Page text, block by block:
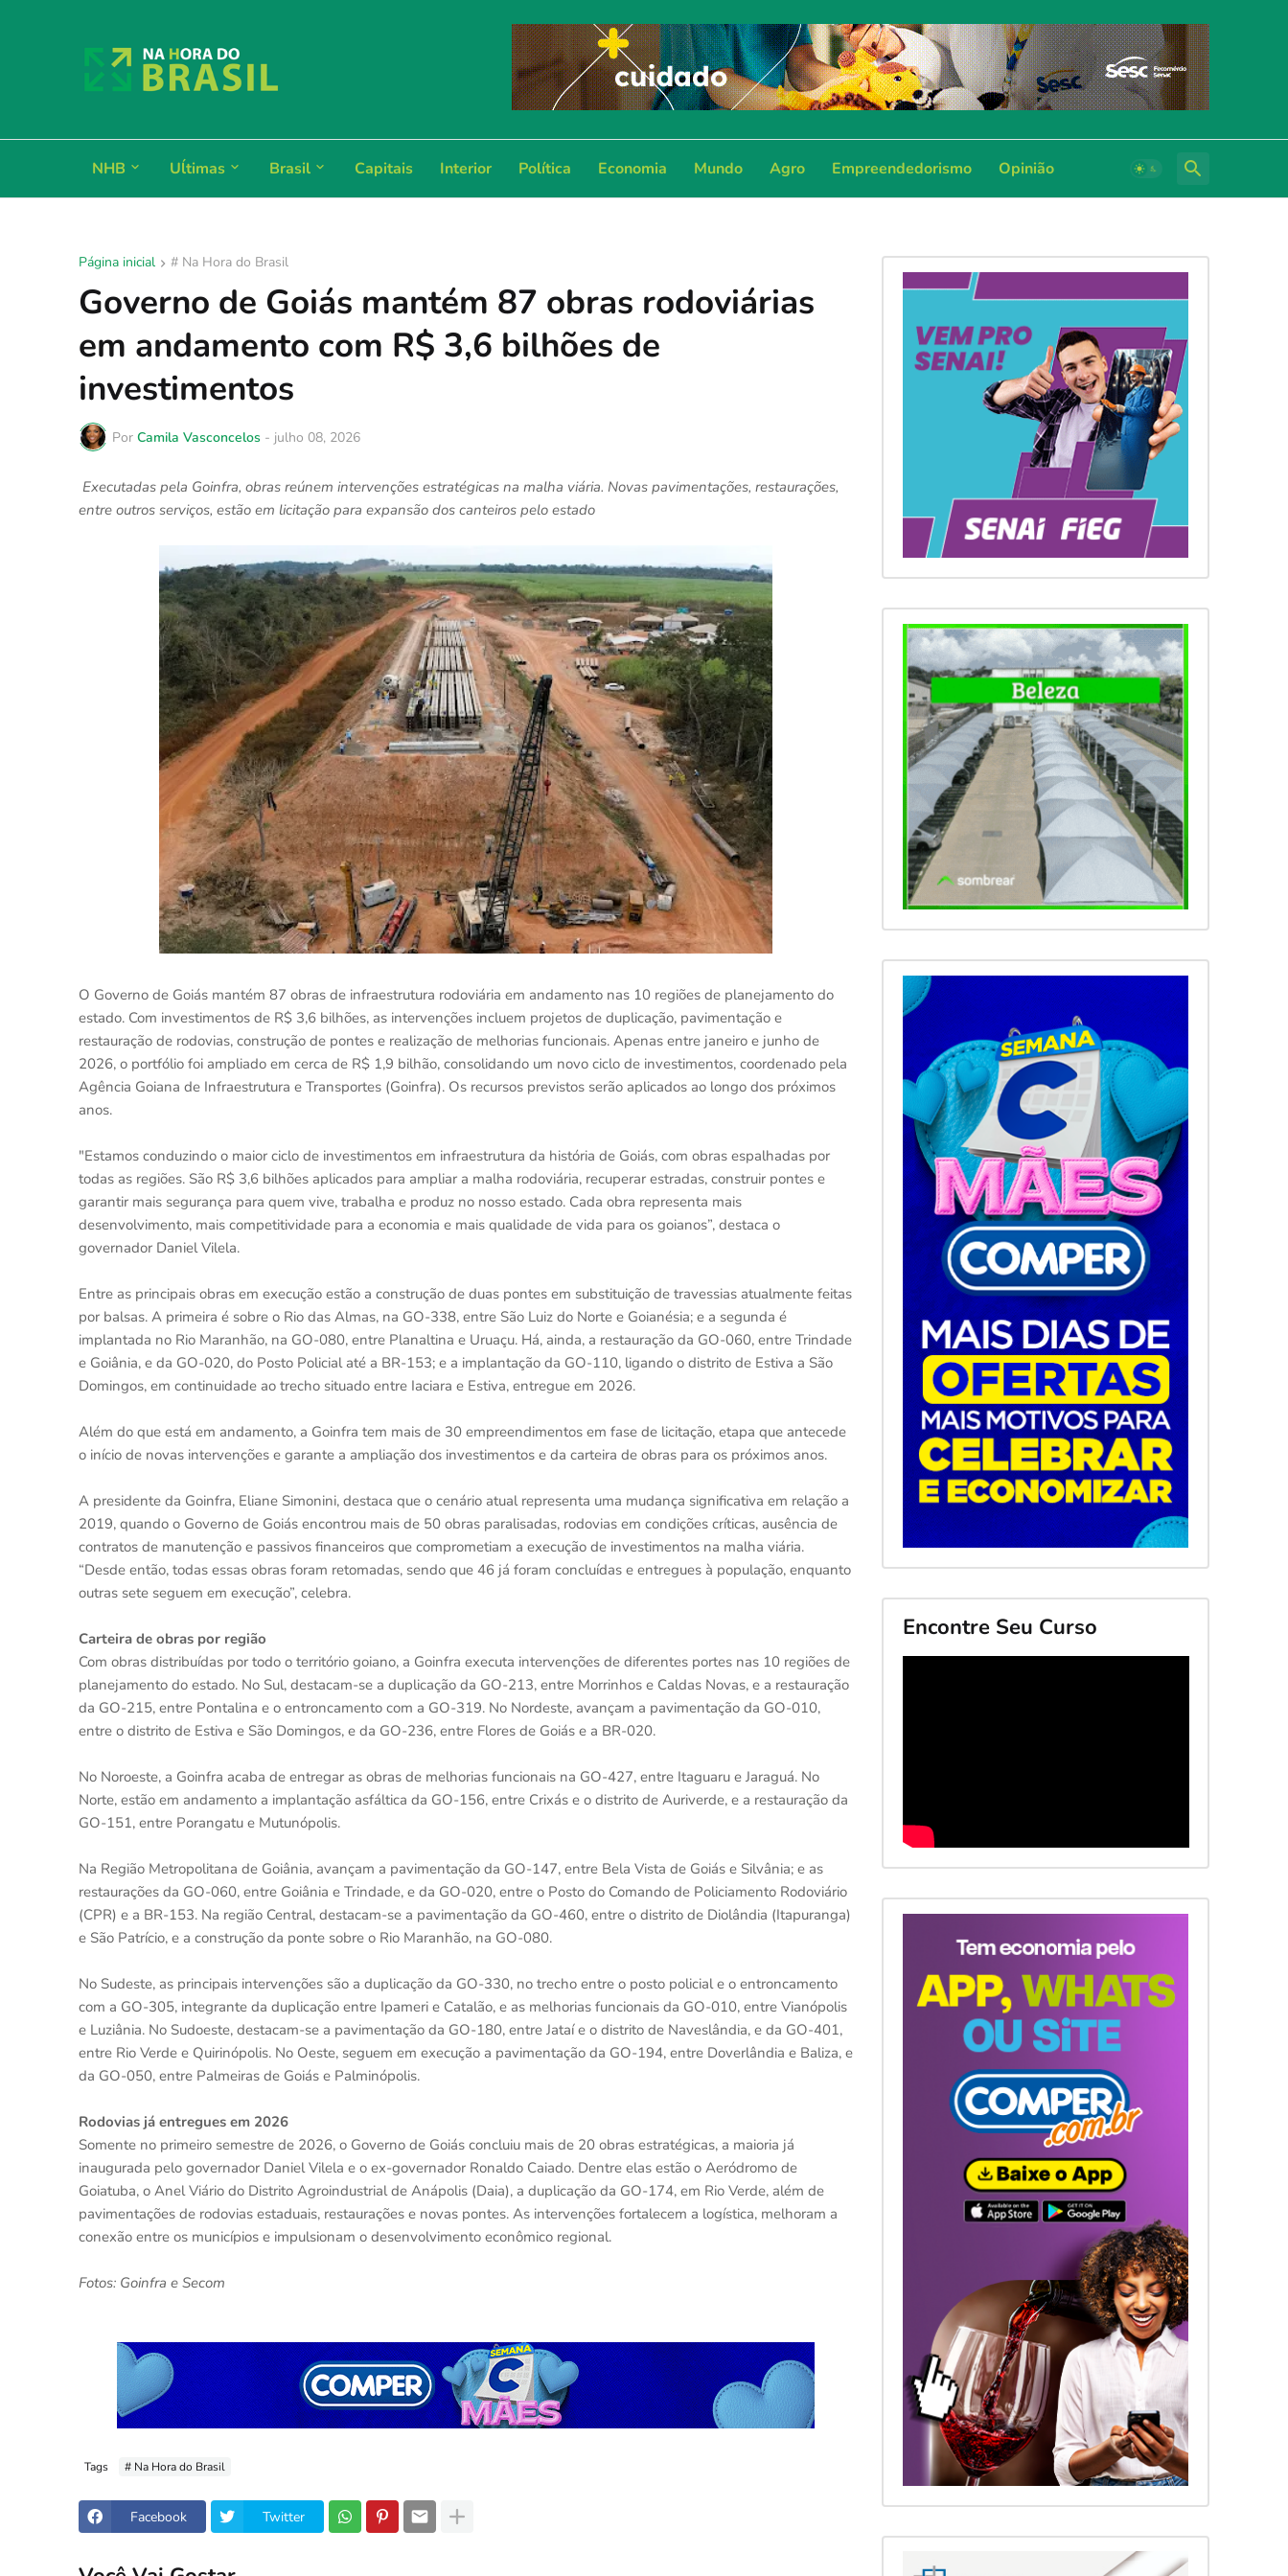
NHB Uĺtimas Brasil Capitais Interior Política Economia Mundo Agro Empreendedorismo Opinião
Página inicial # Na Hora do Brasil
Governo de Goiás mantém 87 obras rodoviárias
em andamento com R$ 3,6 bilhões de
investimentos
Por Camila Vasconcelos - julho 08, 2026
Executadas pela Goinfra, obras reúnem intervenções estratégicas na malha viária. Novas pavimentações, restaurações,
entre outros serviços, estão em licitação para expansão dos canteiros pelo estado
O Governo de Goiás mantém 87 obras de infraestrutura rodoviária em andamento nas 10 regiões de planejamento do
estado. Com investimentos de R$ 3,6 bilhões, as intervenções incluem projetos de duplicação, pavimentação e
restauração de rodovias, construção de pontes e realização de melhorias funcionais. Apenas entre janeiro e junho de
2026, o portfólio foi ampliado em cerca de R$ 1,9 bilhão, consolidando um novo ciclo de investimentos, coordenado pela
Agência Goiana de Infraestrutura e Transportes (Goinfra). Os recursos previstos serão aplicados ao longo dos próximos
anos.
"Estamos conduzindo o maior ciclo de investimentos em infraestrutura da história de Goiás, com obras espalhadas por
todas as regiões. São R$ 3,6 bilhões aplicados para ampliar a malha rodoviária, recuperar estradas, construir pontes e
garantir mais segurança para quem vive, trabalha e produz no nosso estado. Cada obra representa mais
desenvolvimento, mais competitividade para a economia e mais qualidade de vida para os goianos”, destaca o
governador Daniel Vilela.
Entre as principais obras em execução estão a construção de duas pontes em substituição de travessias atualmente feitas
por balsas. A primeira é sobre o Rio das Almas, na GO-338, entre São Luiz do Norte e Goianésia; e a segunda é
implantada no Rio Maranhão, na GO-080, entre Planaltina e Uruaçu. Há, ainda, a restauração da GO-060, entre Trindade
e Goiânia, e da GO-020, do Posto Policial até a BR-153; e a implantação da GO-110, ligando o distrito de Estiva a São
Domingos, em continuidade ao trecho situado entre Iaciara e Estiva, entregue em 2026.
Além do que está em andamento, a Goinfra tem mais de 30 empreendimentos em fase de licitação, etapa que antecede
o início de novas intervenções e garante a ampliação dos investimentos e da carteira de obras para os próximos anos.
A presidente da Goinfra, Eliane Simonini, destaca que o cenário atual representa uma mudança significativa em relação a
2019, quando o Governo de Goiás encontrou mais de 50 obras paralisadas, rodovias em condições críticas, ausência de
contratos de manutenção e passivos financeiros que comprometiam a execução de investimentos na malha viária.
“Desde então, todas essas obras foram retomadas, sendo que 46 já foram concluídas e entregues à população, enquanto
outras sete seguem em execução”, celebra.
Carteira de obras por região
Com obras distribuídas por todo o território goiano, a Goinfra executa intervenções de diferentes portes nas 10 regiões de
planejamento do estado. No Sul, destacam-se a duplicação da GO-213, entre Morrinhos e Caldas Novas, e a restauração
da GO-215, entre Pontalina e o entroncamento com a GO-319. No Nordeste, avançam a pavimentação da GO-010,
entre o distrito de Estiva e São Domingos, e da GO-236, entre Flores de Goiás e a BR-020.
No Noroeste, a Goinfra acaba de entregar as obras de melhorias funcionais na GO-427, entre Itaguaru e Jaraguá. No
Norte, estão em andamento a implantação asfáltica da GO-156, entre Crixás e o distrito de Auriverde, e a restauração da
GO-151, entre Porangatu e Mutunópolis.
Na Região Metropolitana de Goiânia, avançam a pavimentação da GO-147, entre Bela Vista de Goiás e Silvânia; e as
restaurações da GO-060, entre Goiânia e Trindade, e da GO-020, entre o Posto do Comando de Policiamento Rodoviário
(CPR) e a BR-153. Na região Central, destacam-se a pavimentação da GO-460, entre o distrito de Diolândia (Itapuranga)
e São Patrício, e a construção da ponte sobre o Rio Maranhão, na GO-080.
No Sudeste, as principais intervenções são a duplicação da GO-330, no trecho entre o posto policial e o entroncamento
com a GO-305, integrante da duplicação entre Ipameri e Catalão, e as melhorias funcionais da GO-010, entre Vianópolis
e Luziânia. No Sudoeste, destacam-se a pavimentação da GO-180, entre Jataí e o distrito de Naveslândia, e da GO-401,
entre Rio Verde e Quirinópolis. No Oeste, seguem em execução a pavimentação da GO-194, entre Doverlândia e Baliza, e
da GO-050, entre Palmeiras de Goiás e Palminópolis.
Rodovias já entregues em 2026
Somente no primeiro semestre de 2026, o Governo de Goiás concluiu mais de 20 obras estratégicas, a maioria já
inaugurada pelo governador Daniel Vilela e o ex-governador Ronaldo Caiado. Dentre elas estão o Aeródromo de
Goiatuba, o Anel Viário do Distrito Agroindustrial de Anápolis (Daia), a duplicação da GO-174, em Rio Verde, além de
pavimentações de rodovias estaduais, restaurações e novas pontes. As intervenções fortalecem a logística, melhoram a
conexão entre os municípios e impulsionam o desenvolvimento econômico regional.
Fotos: Goinfra e Secom
Tags # Na Hora do Brasil
Facebook Twitter
Encontre Seu Curso